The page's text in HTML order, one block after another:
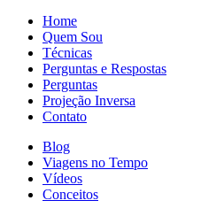
Home
Quem Sou
Técnicas
Perguntas e Respostas
Perguntas
Projeção Inversa
Contato
Blog
Viagens no Tempo
Vídeos
Conceitos